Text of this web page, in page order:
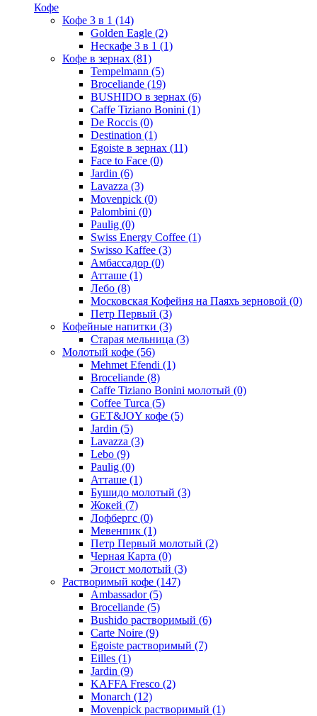
Кофе
Кофе 3 в 1 (14)
Golden Eagle (2)
Нескафе 3 в 1 (1)
Кофе в зернах (81)
Tempelmann (5)
Broceliande (19)
BUSHIDO в зернах (6)
Caffe Tiziano Bonini (1)
De Roccis (0)
Destination (1)
Egoiste в зернах (11)
Face to Face (0)
Jardin (6)
Lavazza (3)
Movenpick (0)
Palombini (0)
Paulig (0)
Swiss Energy Coffee (1)
Swisso Kaffee (3)
Амбассадор (0)
Атташе (1)
Лебо (8)
Московская Кофейня на Паяхъ зерновой (0)
Петр Первый (3)
Кофейные напитки (3)
Старая мельница (3)
Молотый кофе (56)
Mehmet Efendi (1)
Broceliande (8)
Caffe Tiziano Bonini молотый (0)
Coffee Turca (5)
GET&JOY кофе (5)
Jardin (5)
Lavazza (3)
Lebo (9)
Paulig (0)
Атташе (1)
Бушидо молотый (3)
Жокей (7)
Лофбергс (0)
Мевенпик (1)
Петр Первый молотый (2)
Черная Карта (0)
Эгоист молотый (3)
Растворимый кофе (147)
Ambassador(5)
Broceliande (5)
Bushido растворимый (6)
Carte Noire (9)
Egoiste растворимый (7)
Eilles (1)
Jardin (9)
KAFFA Fresco (2)
Monarch (12)
Movenpick растворимый (1)